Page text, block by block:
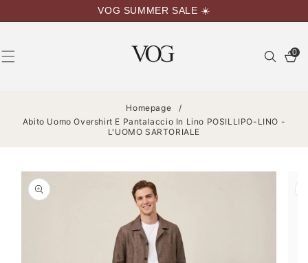
CONTENUTI
VOG SUMMER SALE ☀️
0
Homepage
/
Abito Uomo Overshirt E Pantalaccio In Lino POSILLIPO-LINO -
L'UOMO SARTORIALE
INFORMAZIONI
SUL
PRODOTTO